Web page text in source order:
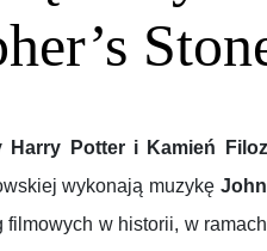
Harry Potter i Kamień
wykonają muzykę
w historii, w ramach